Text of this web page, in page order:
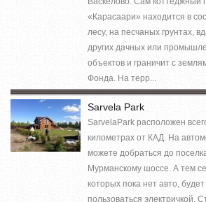
«Карасаари» находится в
лесу, на песчаных грунтах,
других дачных или
объектов и граничит с
Фонда. На терр...
Sarvela Park
SarvelaPark расположен
километрах от КАД. На
можете добраться до
Мурманскому шоссе. А тем
которых пока нет авто,
пользоваться электричкой.